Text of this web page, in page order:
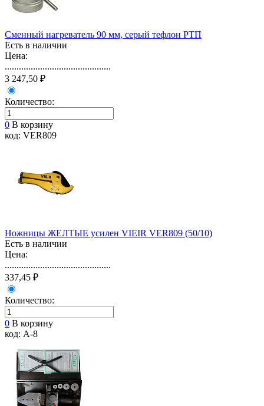
Сменный нагреватель 90 мм, серый тефлон РТП
Есть в наличии
Цена:
.............................................
3 247,50 ₽
Количество:
0 В корзину
код: VER809
Ножницы ЖЕЛТЫЕ усилен VIEIR VER809 (50/10)
Есть в наличии
Цена:
.............................................
337,45 ₽
Количество:
0 В корзину
код: A-8